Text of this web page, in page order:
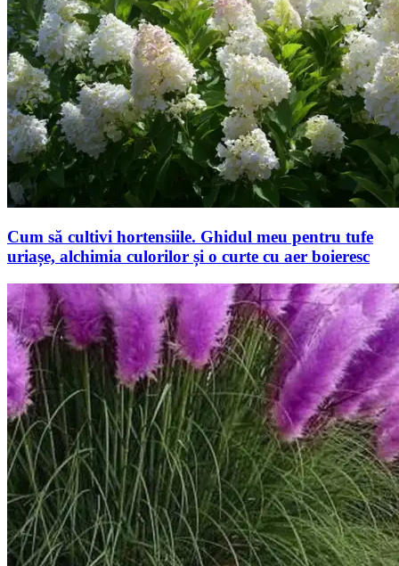
Cum să cultivi hortensiile. Ghidul meu pentru tufe
uriașe, alchimia culorilor și o curte cu aer boieresc